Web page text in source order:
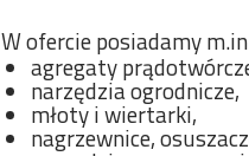
W ofercie posiadamy
agregaty
narzędzia ogrodnicze,
młoty i wiertarki,
nagrzewnice,